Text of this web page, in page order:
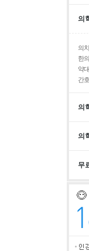
의
의
한
약
간
의
의
무